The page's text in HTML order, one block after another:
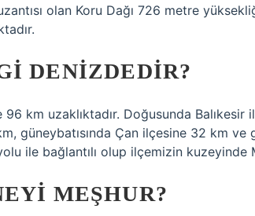
olan Koru Dağı 726 metre
DENIZDEDIR?
96 km uzaklıktadır. Doğusunda Balıkesir
güneybatısında Çan ilçesine 32 km
ile bağlantılı olup ilçemizin kuzeyinde
MEŞHUR?